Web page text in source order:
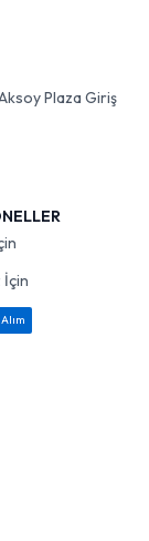
Plaza Giriş
İçin